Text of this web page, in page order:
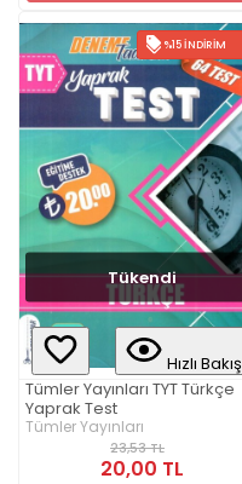
%15 İNDIRIM
Tükendi
Hızlı Bakış
Tümler Yayınları TYT Türkçe
Yaprak Test
Tümler Yayınları
23,53 TL
20,00 TL